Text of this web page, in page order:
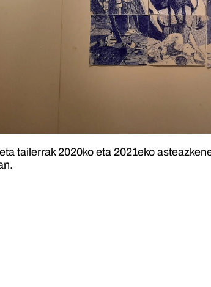
tailerrak 2020ko eta 2021eko